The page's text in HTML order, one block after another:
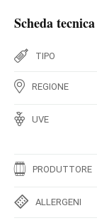
Scheda tecnica
TIPO
REGIONE
UVE
PRODUTTORE
ALLERGENI